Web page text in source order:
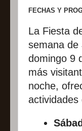
FECHAS Y
La Fiesta
semana de
domingo 9
más
noche,
actividades